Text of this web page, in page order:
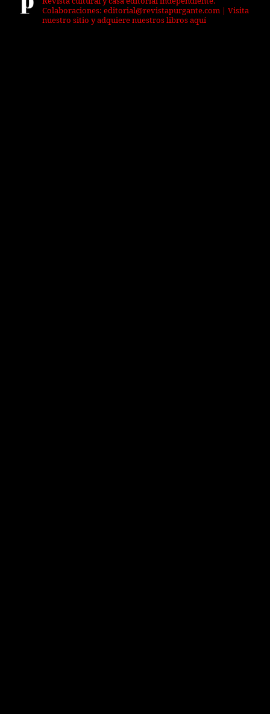
Colaboraciones: editorial@revistapurgante.com | Visita
nuestro sitio y adquiere nuestros libros aquí